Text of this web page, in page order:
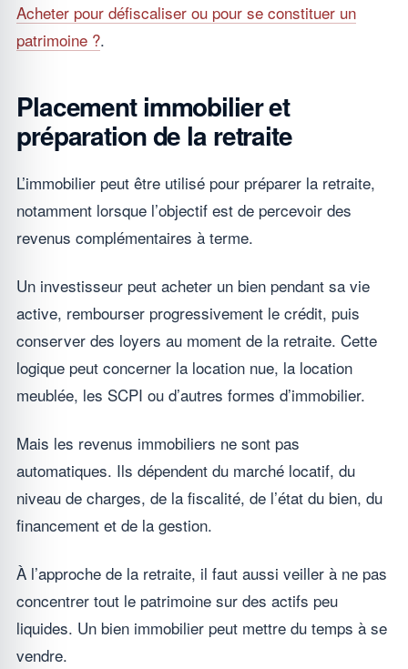
Acheter pour défiscaliser ou pour se constituer un
patrimoine ?.
Placement immobilier et
préparation de la retraite
L’immobilier peut être utilisé pour préparer la retraite,
notamment lorsque l’objectif est de percevoir des
revenus complémentaires à terme.
Un investisseur peut acheter un bien pendant sa vie
active, rembourser progressivement le crédit, puis
conserver des loyers au moment de la retraite. Cette
logique peut concerner la location nue, la location
meublée, les SCPI ou d’autres formes d’immobilier.
Mais les revenus immobiliers ne sont pas
automatiques. Ils dépendent du marché locatif, du
niveau de charges, de la fiscalité, de l’état du bien, du
financement et de la gestion.
À l’approche de la retraite, il faut aussi veiller à ne pas
concentrer tout le patrimoine sur des actifs peu
liquides. Un bien immobilier peut mettre du temps à se
vendre.